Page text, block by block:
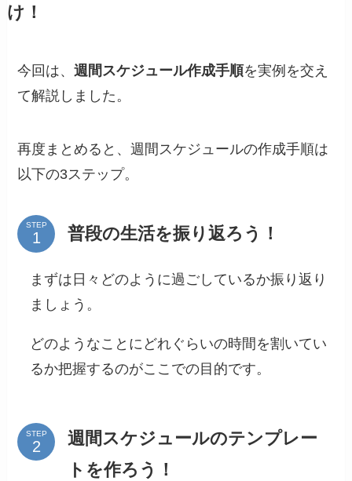
け！
今回は、週間スケジュール作成手順を実例を交え
て解説しました。
再度まとめると、週間スケジュールの作成手順は
以下の3ステップ。
STEP 普段の生活を振り返ろう！
まずは日々どのように過ごしているか振り返り
ましょう。
どのようなことにどれぐらいの時間を割いてい
るか把握するのがここでの目的です。
STEP
週間スケジュールのテンプレー
トを作ろう！